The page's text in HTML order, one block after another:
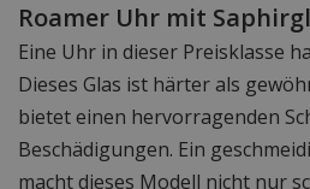
Roamer Uhr mit
Eine Uhr in dieser Preisklasse
Dieses Glas ist härter als
bietet einen hervorragenden
Beschädigungen. Ein
macht dieses Modell nicht nur